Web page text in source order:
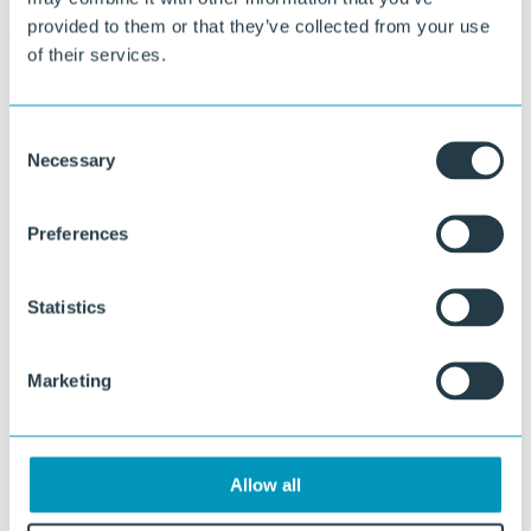
provided to them or that they’ve collected from your use
of their services.
Selection
Necessary
Preferences
Statistics
Marketing
Allow all
Van standaardplaten tot klantspecifieke afmetingen, vormen, kleuren
en structuren.
Benieuwd wat wij voor u kunnen